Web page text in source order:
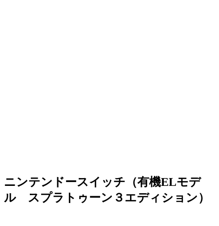
ニンテンドースイッチ（有機ELモデ
ル スプラトゥーン３エディション）